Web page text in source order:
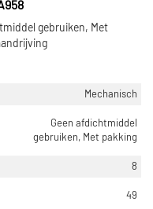
gebruiken, Met
Mechanisch
Geen afdichtmiddel
gebruiken, Met pakking
8
49